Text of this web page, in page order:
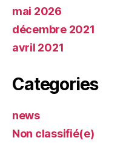
mai 2026
décembre 2021
avril 2021
Categories
news
Non classifié(e)